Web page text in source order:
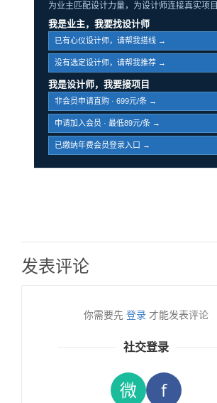
为业主匹配设计力量，为设计师连接真实项目
我是业主，我要找设计师
已有心仪设计师，请帮我搭线 →
没有选定设计师，请帮我推荐 →
我是设计师，我要接项目
非会员申请直购 · 699元/条 →
申请加入会员 · 最低89元/条 →
已缴纳年费会员登录入口 →
发表评论
你需要先 登录 才能发表评论
社交登录
微 f